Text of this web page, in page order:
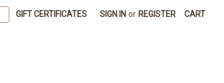
GIFT CERTIFICATES SIGN IN or REGISTER CART